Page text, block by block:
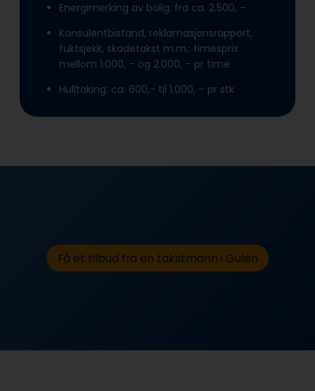
Energimerking av bolig: fra ca. 2.500, –
Konsulentbistand, reklamasjonsrapport,
fuktsjekk, skadetakst m.m.: timespris
mellom 1.000, – og 2.000, – pr time
Hulltaking: ca. 600,- til 1.000, – pr stk
Få et tilbud fra en takstmann i Gulen